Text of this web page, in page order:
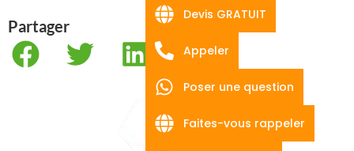
Partager
Devis GRATUIT
Appeler
Poser une question
Faites-vous rappeler